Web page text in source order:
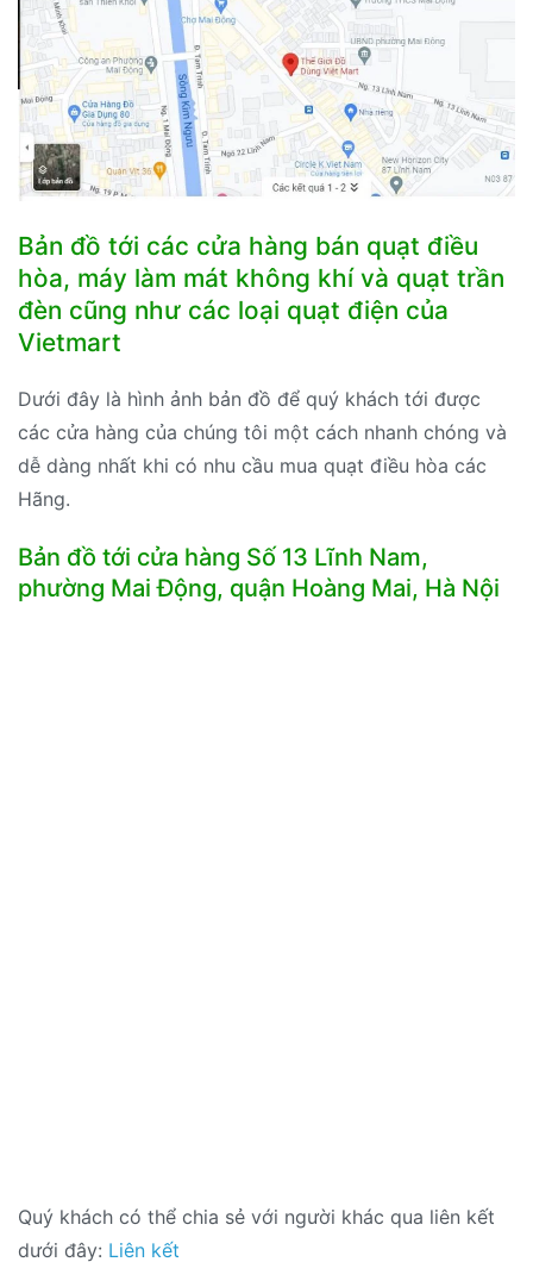
Bản đồ tới các cửa hàng bán quạt điều
hòa, máy làm mát không khí và quạt trần
đèn cũng như các loại quạt điện của
Vietmart
Dưới đây là hình ảnh bản đồ để quý khách tới được
các cửa hàng của chúng tôi một cách nhanh chóng và
dễ dàng nhất khi có nhu cầu mua quạt điều hòa các
Hãng.
Bản đồ tới cửa hàng Số 13 Lĩnh Nam,
phường Mai Động, quận Hoàng Mai, Hà Nội
Quý khách có thể chia sẻ với người khác qua liên kết
dưới đây: Liên kết